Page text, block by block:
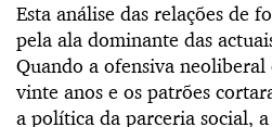
Esta análise das relações de
pela ala dominante das
Quando a ofensiva neoliberal
vinte anos e os patrões
a política da parceria social,